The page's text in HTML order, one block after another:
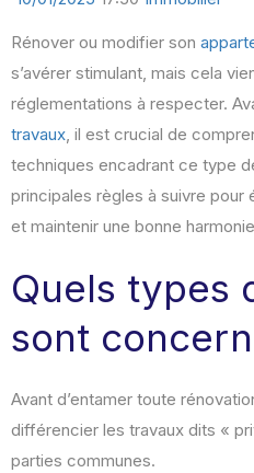
Rénover ou modifier son
s’avérer stimulant, mais cela
réglementations à respecter.
travaux, il est crucial de
techniques encadrant ce type
principales règles à suivre pour
et maintenir une bonne
Quels types
sont
Avant d’entamer toute
différencier les travaux dits «
parties communes.